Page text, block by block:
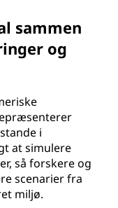
sammen
og
i
at simulere
så forskere og
scenarier fra
miljø.